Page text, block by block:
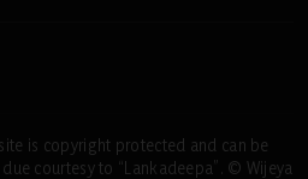
is copyright protected and can be
courtesy to “Lankadeepa”. © Wijeya